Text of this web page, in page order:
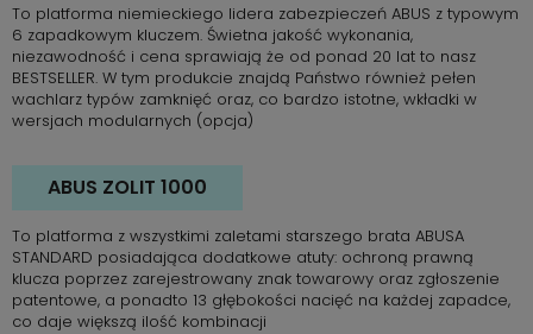
To platforma niemieckiego lidera zabezpieczeń ABUS z typowym
6 zapadkowym kluczem. Świetna jakość wykonania,
niezawodność i cena sprawiają że od ponad 20 lat to nasz
BESTSELLER. W tym produkcie znajdą Państwo również pełen
wachlarz typów zamknięć oraz, co bardzo istotne, wkładki w
wersjach modularnych (opcja)
ABUS ZOLIT 1000
To platforma z wszystkimi zaletami starszego brata ABUSA
STANDARD posiadająca dodatkowe atuty: ochroną prawną
klucza poprzez zarejestrowany znak towarowy oraz zgłoszenie
patentowe, a ponadto 13 głębokości nacięć na każdej zapadce,
co daje większą ilość kombinacji